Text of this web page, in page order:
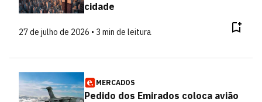
cidade
27 de julho de 2026 • 3 min de leitura
MERCADOS
Pedido dos Emirados coloca avião